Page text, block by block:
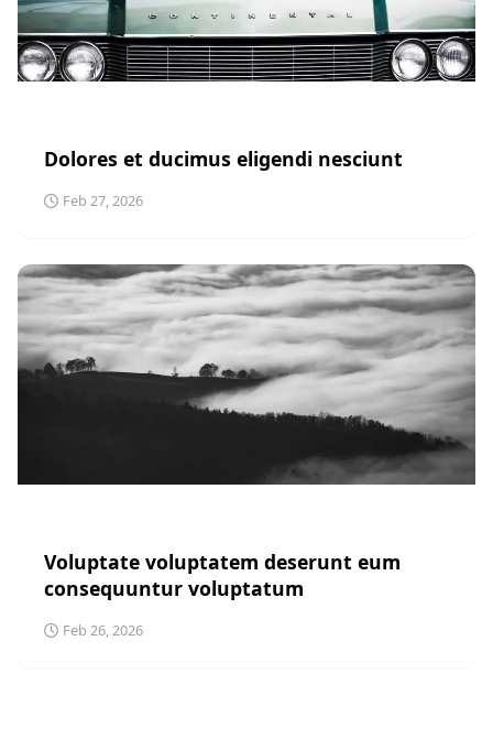
Dolores et ducimus eligendi nesciunt
Feb 27, 2026
Voluptate voluptatem deserunt eum
consequuntur voluptatum
Feb 26, 2026